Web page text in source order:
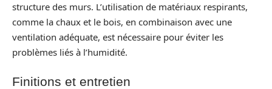
structure des murs. L’utilisation de matériaux respirants,
comme la chaux et le bois, en combinaison avec une
ventilation adéquate, est nécessaire pour éviter les
problèmes liés à l’humidité.
Finitions et entretien